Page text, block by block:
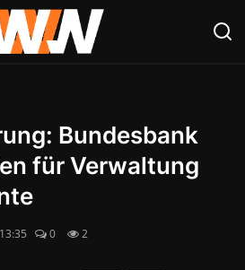
Bundesbank
für Verwaltung
0 2